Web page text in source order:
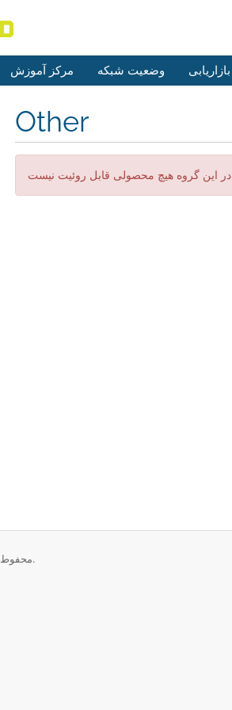
مرکز آموزش وضعیت شبکه بازاریابی
Other
در این گروه هیچ محصولی قابل روئیت نیست
تمامی حقوق برای © 2026 LinkSecured. محفوط می باشد.